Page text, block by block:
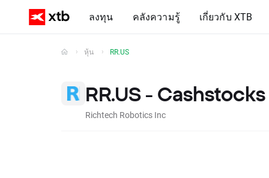
ลงทุน คลังความรู้ เกี่ยวกับ XTB
หุ้น RR.US
RR.US - Cashstocks
Richtech Robotics Inc